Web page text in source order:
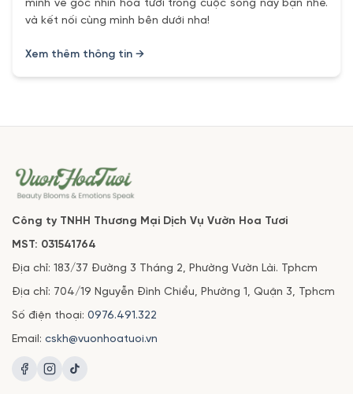
mình về góc nhìn hoa tươi trong cuộc sống này bạn nhé.
và kết nối cùng mình bên dưới nha!
Xem thêm thông tin →
Công ty TNHH Thương Mại Dịch Vụ Vườn Hoa Tươi
MST: 031541764
Địa chỉ: 183/37 Đường 3 Tháng 2, Phường Vườn Lài. Tphcm
Địa chỉ: 704/19 Nguyễn Đình Chiểu, Phường 1, Quận 3, Tphcm
Số điện thoại: 0976.491.322
Email: cskh@vuonhoatuoi.vn